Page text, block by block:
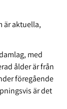
är aktuella,
med
ålder är från
föregående
är det